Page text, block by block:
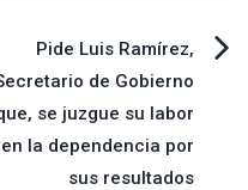
Pide Luis Ramírez,
de Gobierno
se juzgue su labor
en la dependencia por
sus resultados